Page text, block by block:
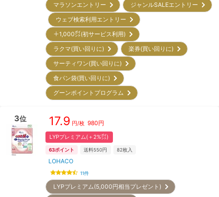
マラソンエントリー
ジャンルSALEエントリー
ウェブ検索利用エントリー
＋1,000㌽(初サービス利用)
ラクマ(買い回りに)
楽券(買い回りに)
サーティワン(買い回りに)
食パン袋(買い回りに)
グーンポイントプログラム
3位 17.9 円/枚 980円
LYPプレミアム(＋2%㌽)
63ポイント 送料550円 82枚入
LOHACO
11件
LYPプレミアム(5,000円相当プレゼント)